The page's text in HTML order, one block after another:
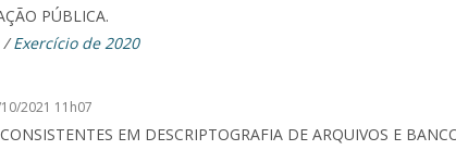
PÚBLICA.
/Exercício de 2020
2021 11h07
EM DESCRIPTOGRAFIA DE ARQUIVOS E